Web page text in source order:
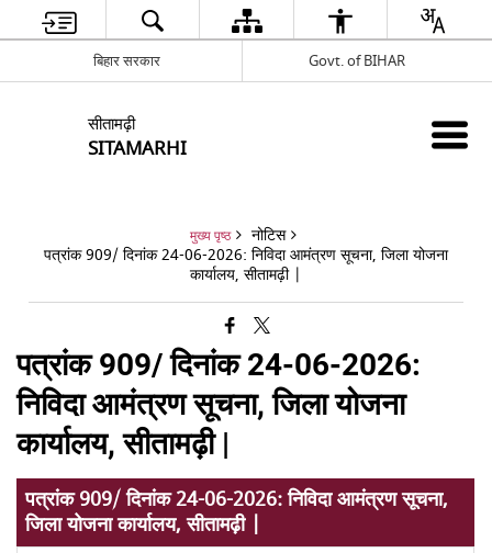
बिहार सरकार Govt. of BIHAR
सीतामढ़ी
SITAMARHI
मुख्य पृष्ठ
नोटिस
पत्रांक 909/ दिनांक 24-06-2026: निविदा आमंत्रण सूचना, जिला योजना
कार्यालय, सीतामढ़ी |
पत्रांक 909/ दिनांक 24-06-2026:
निविदा आमंत्रण सूचना, जिला योजना
कार्यालय, सीतामढ़ी |
पत्रांक 909/ दिनांक 24-06-2026: निविदा आमंत्रण सूचना,
जिला योजना कार्यालय, सीतामढ़ी |